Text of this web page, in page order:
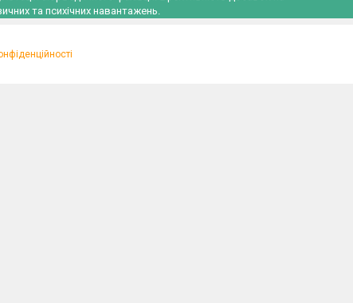
та психічних навантажень.